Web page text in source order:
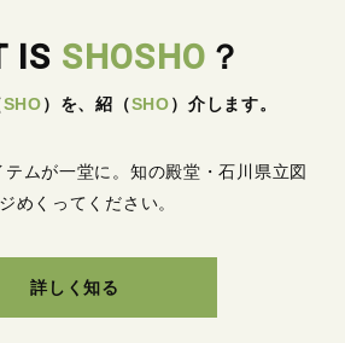
IS SHOSHO ？
SHO） を、紹 （SHO） 介します。
ムが一堂に。 知の殿堂・石川県立図
めくってください。
詳しく知る